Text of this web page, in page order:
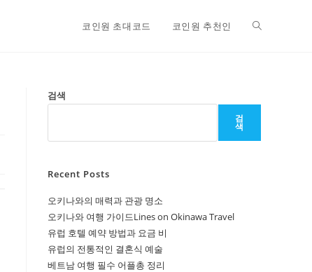
코인원 초대코드 코인원 추천인 Toggle
검색
검
색
Recent Posts
오키나와의 매력과 관광 명소
오키나와 여행 가이드Lines on Okinawa Travel
유럽 호텔 예약 방법과 요금 비
유럽의 전통적인 결혼식 예술
베트남 여행 필수 어플총 정리